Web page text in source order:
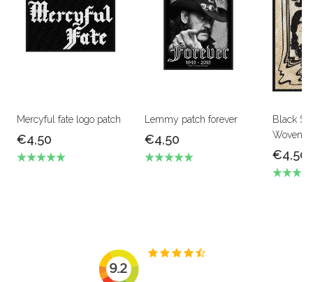
Mercyful fate logo patch
€4,50
Lemmy patch forever
€4,50
Black
Woven
€4,50